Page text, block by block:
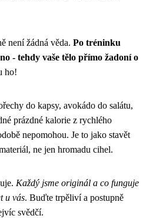
není žádná věda. Po tréninku
- tehdy vaše tělo přímo žadoní o
ho!
do kapsy, avokádo do salátu,
prázdné kalorie z rychlého
nepomohou. Je to jako stavět
ne jen hromadu cihel.
Každý jsme originál a co funguje
u vás. Buďte trpěliví a postupně
svědčí.